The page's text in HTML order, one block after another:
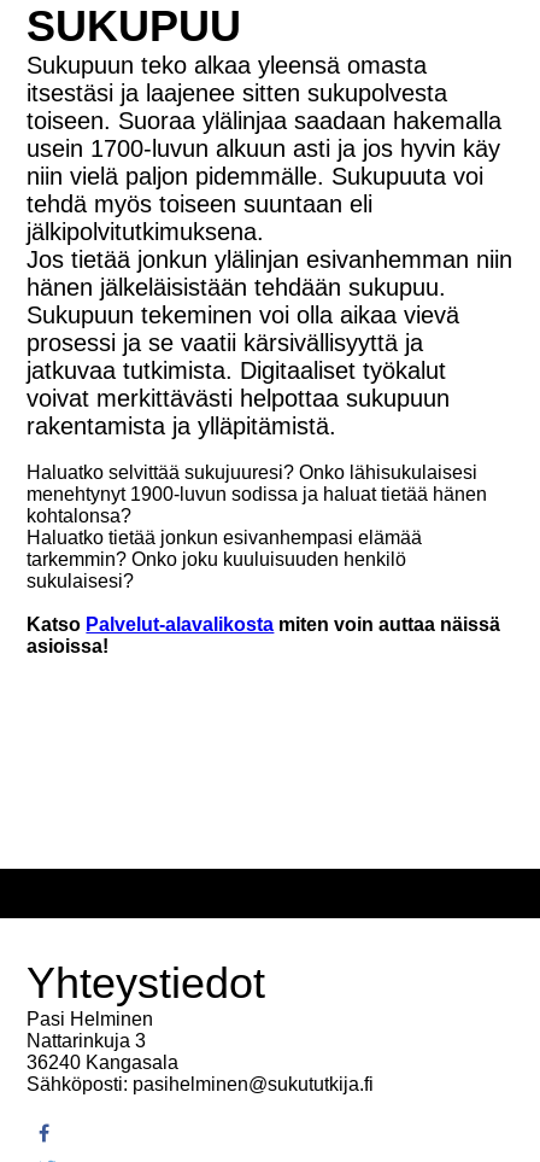
SUKUPUU
Sukupuun teko alkaa yleensä omasta
itsestäsi ja laajenee sitten sukupolvesta
toiseen. Suoraa ylälinjaa saadaan hakemalla
usein 1700-luvun alkuun asti ja jos hyvin käy
niin vielä paljon pidemmälle. Sukupuuta voi
tehdä myös toiseen suuntaan eli
jälkipolvitutkimuksena.
Jos tietää jonkun ylälinjan esivanhemman niin
hänen jälkeläisistään tehdään sukupuu.
Sukupuun tekeminen voi olla aikaa vievä
prosessi ja se vaatii kärsivällisyyttä ja
jatkuvaa tutkimista. Digitaaliset työkalut
voivat merkittävästi helpottaa sukupuun
rakentamista ja ylläpitämistä.
Haluatko selvittää sukujuuresi? Onko lähisukulaisesi
menehtynyt 1900-luvun sodissa ja haluat tietää hänen
kohtalonsa?
Haluatko tietää jonkun esivanhempasi elämää
tarkemmin? Onko joku kuuluisuuden henkilö
sukulaisesi?
Katso Palvelut-alavalikosta miten voin auttaa näissä
asioissa!
Yhteystiedot
Pasi Helminen
Nattarinkuja 3
36240 Kangasala
Sähköposti: pasihelminen@sukututkija.fi